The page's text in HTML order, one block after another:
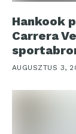
Hankook
Carrera
AUGUSZTUS 3,